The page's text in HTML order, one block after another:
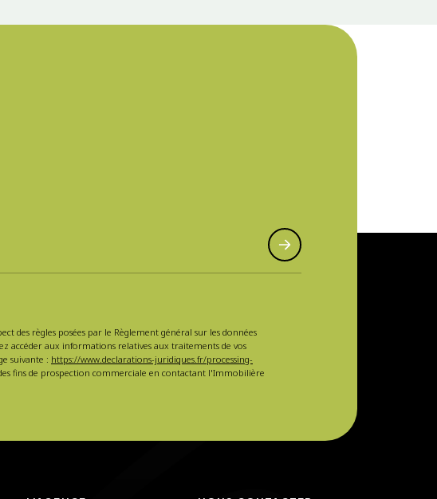
des règles posées par le Règlement général sur les données
accéder aux informations relatives aux traitements de vos
suivante : https://www.declarations-juridiques.fr/processing-
fins de prospection commerciale en contactant l'Immobilière